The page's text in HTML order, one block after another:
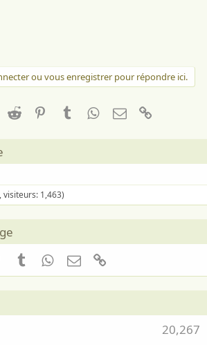
ou vous enregistrer pour répondre ici.
TwitterReddit PinterestTumblrWhatsApp
Email
visiteurs: 1,463)
PinterestTumblrWhatsApp
Email
20,267